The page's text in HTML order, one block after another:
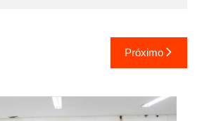
Próximo